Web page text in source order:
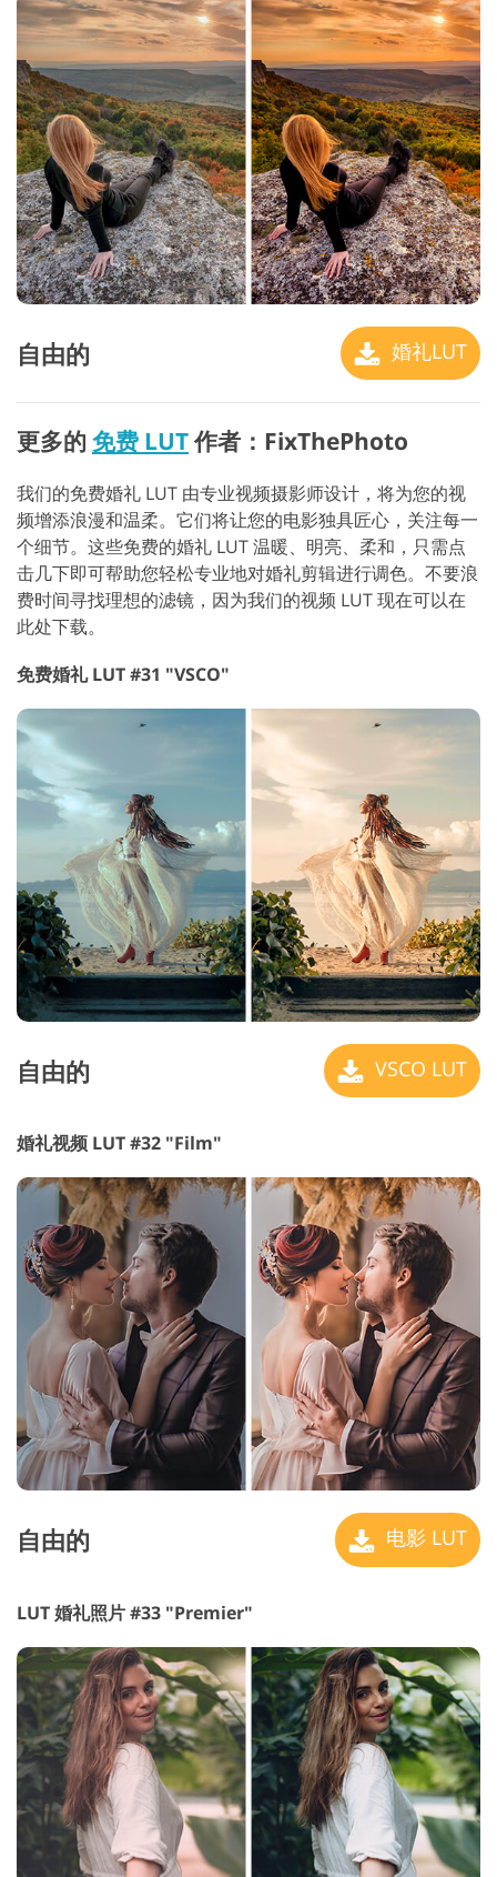
自由的 婚礼LUT
更多的 免费 LUT作者：FixThePhoto
我们的免费婚礼 LUT 由专业视频摄影师设计，将为您的视
频增添浪漫和温柔。它们将让您的电影独具匠心，关注每一
个细节。这些免费的婚礼 LUT 温暖、明亮、柔和，只需点
击几下即可帮助您轻松专业地对婚礼剪辑进行调色。不要浪
费时间寻找理想的滤镜，因为我们的视频 LUT 现在可以在
此处下载。
免费婚礼 LUT #31 "VSCO"
自由的 VSCO LUT
婚礼视频 LUT #32 "Film"
自由的 电影 LUT
LUT 婚礼照片 #33 "Premier"